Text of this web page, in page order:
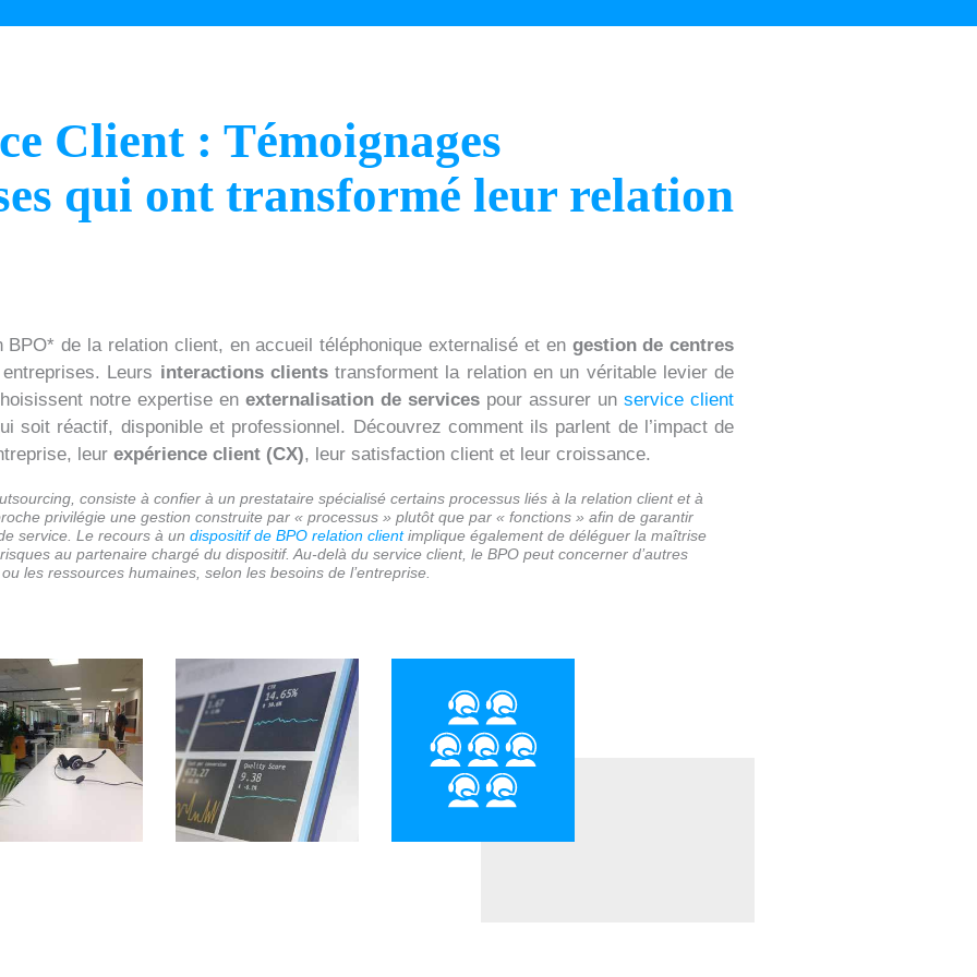
Client : Témoignages
qui ont transformé leur relation
BPO* de la relation client, en accueil téléphonique externalisé et en gestion de centres
Leurs interactions clientstransforment la relation en un véritable levier de
notre expertise enexternalisation de services pour assurer unservice client
soit réactif, disponible et professionnel. Découvrez comment ils parlent de l’impact de
leur expérience client (CX), leur satisfaction client et leur croissance.
consiste à confier à un prestataire spécialisé certains processus liés à la relation client et à
privilégie une gestion construite par « processus » plutôt que par « fonctions » afin de garantir
service. Le recours à un dispositif de BPO relation clientimplique également de déléguer la maîtrise
au partenaire chargé du dispositif. Au-delà du service client, le BPO peut concerner d’autres
les ressources humaines, selon les besoins de l’entreprise.